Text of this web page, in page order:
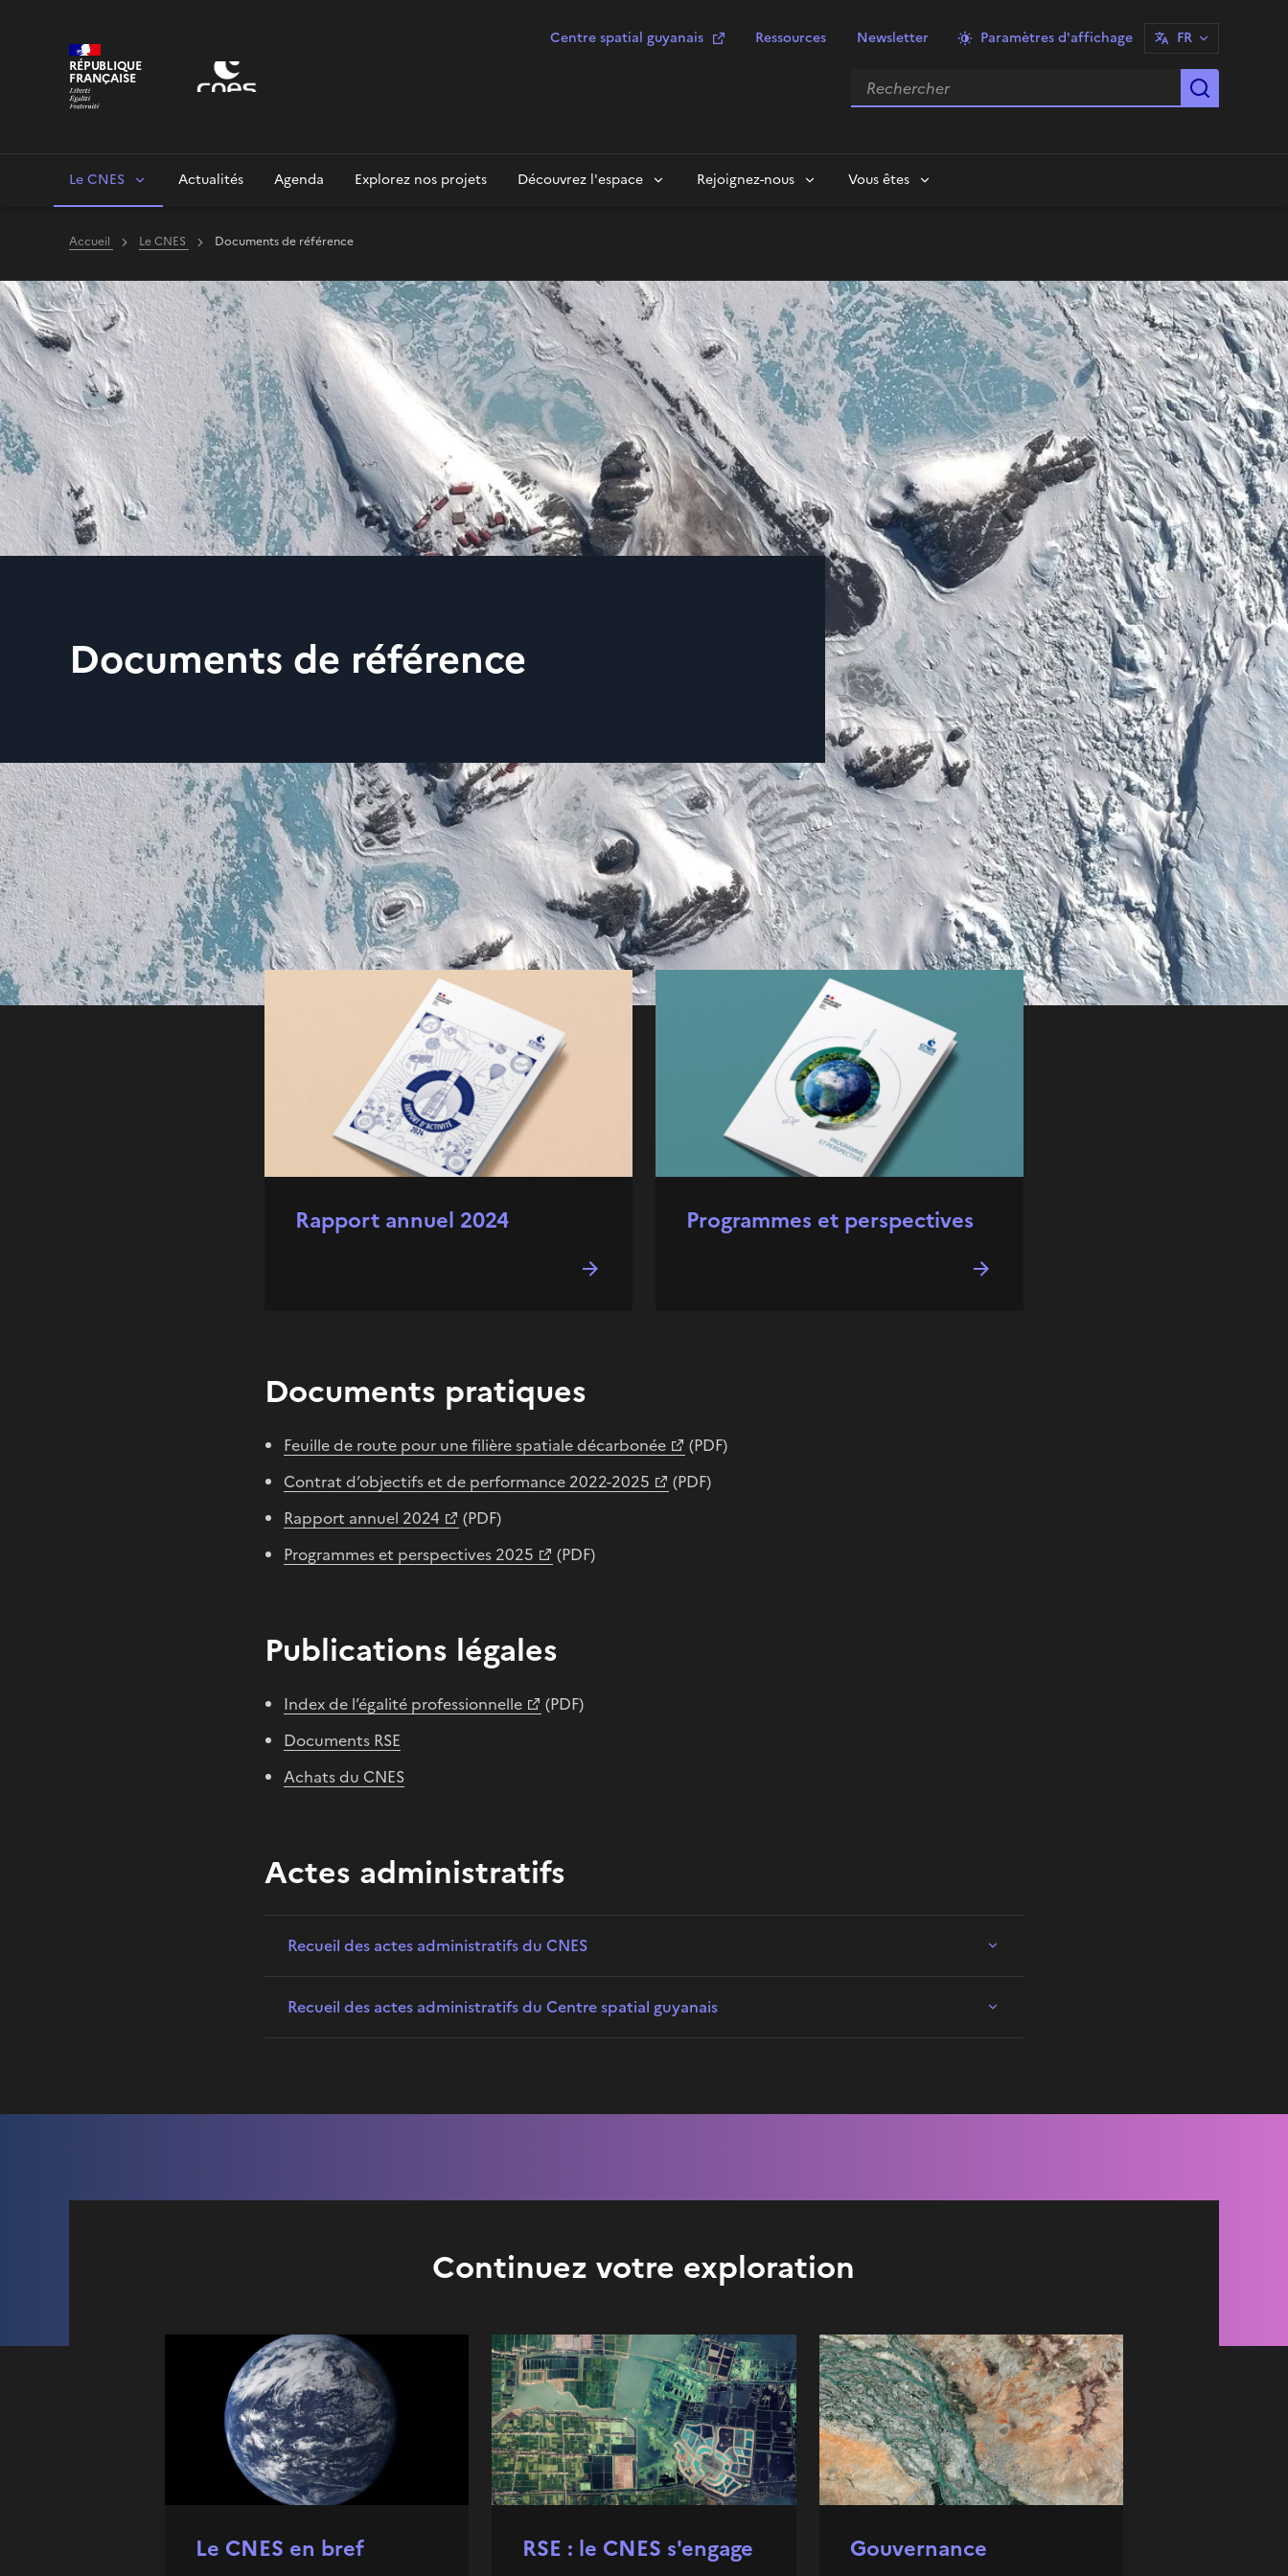
RÉPUBLIQUE
FRANÇAISE
Centre spatial guyanais Ressources Newsletter Paramètres d'affichage FR
Rechercher
Le CNES Actualités Agenda Explorez nos projets Découvrez l'espace Rejoignez-nous Vous êtes
Accueil Le CNES Documents de référence
© CNES/Distribution Airbus DS, 2015
Documents de référence
Retrouvez ci-dessous les publications officielles et actes administratifs du CNES.
A la Une
Rapport annuel 2024 Programmes et perspectives
Documents pratiques
Feuille de route pour une filière spatiale décarbonée
(PDF)
Contrat d’objectifs et de performance 2022-2025
(PDF)
Rapport annuel 2024
(PDF)
Programmes et perspectives 2025
(PDF)
Publications légales
Index de l’égalité professionnelle
(PDF)
Documents RSE
Achats du CNES
Actes administratifs
Recueil des actes administratifs du CNES
Recueil des actes administratifs du Centre spatial guyanais
Continuez votre exploration
Le CNES en bref RSE : le CNES s'engage Gouvernance